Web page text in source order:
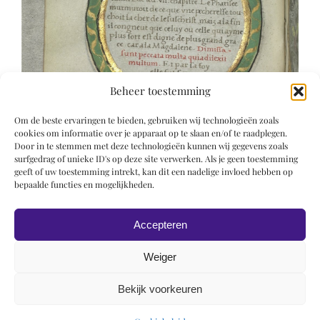
Beheer toestemming
Om de beste ervaringen te bieden, gebruiken wij technologieën zoals
cookies om informatie over je apparaat op te slaan en/of te raadplegen.
Door in te stemmen met deze technologieën kunnen wij gegevens zoals
surfgedrag of unieke ID's op deze site verwerken. Als je geen toestemming
geeft of uw toestemming intrekt, kan dit een nadelige invloed hebben op
bepaalde functies en mogelijkheden.
Accepteren
Weiger
Bekijk voorkeuren